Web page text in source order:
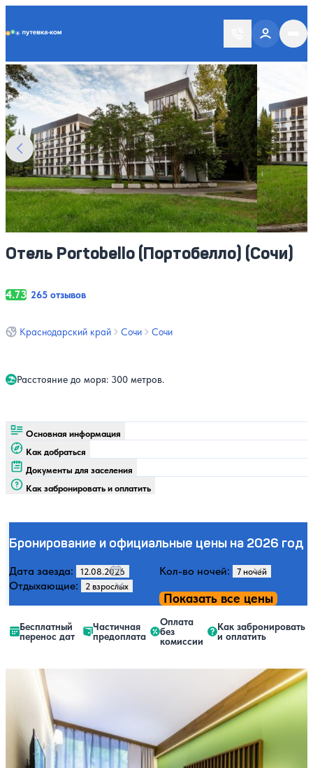
Смотреть все фото16
Отель Portobello (Портобелло) (Сочи)
Краснодарский край Сочи Сочи
Расстояние до моря: 300 метров.
4.73 265 отзывов
Основная информация
Как добраться
Документы для заселения
Как забронировать и оплатить
Бронирование и официальные цены на 2026 год
Дата заезда:
Кол-во ночей:
Отдыхающие:
Показать все цены
Бесплатный
перенос дат
Частичная
предоплата
Оплата
без
комиссии
Как забронировать
и оплатить